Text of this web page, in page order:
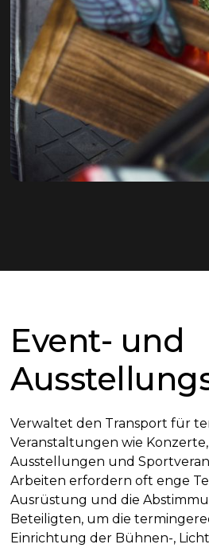
Event- und
Verwaltet den Transport für
Veranstaltungen wie Konzerte,
Ausstellungen und
Arbeiten erfordern oft enge
Ausrüstung und die
Beteiligten, um die
Einrichtung der Bühnen-,